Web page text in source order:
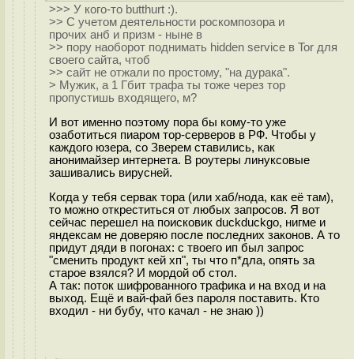
>>> У кого-то butthurt :).
>> С учетом деятельности роскомпозора и
прочих анб и призм - ныне в
>> пору наоборот поднимать hidden service в Tor для
своего сайта, чтоб
>> сайт не отжали по простому, "на дypaка".
> Мужик, а 1 Гбит трафа ты тоже через тор
пропустишь входящего, м?
И вот именно поэтому пора бы кому-то уже
озаботиться пиаром тор-серверов в РФ. Чтобы у
каждого юзера, со Зверем ставились, как
анонимайзер интернета. В роутеры линуксовые
зашивались вирусней.
Когда у тебя сервак тора (или хаб/нода, как её там),
то можно откреститься от любых запросов. Я вот
сейчас перешел на поисковик duckduckgo, нигме и
яндексам не доверяю после последних законов. А то
придут дяди в погонах: с твоего ип был запрос
"сменить продукт кей хп", ты что п*дла, опять за
старое взялся? И мордой об стол.
А так: поток шифрованного трафика и на вход и на
выход. Ещё и вай-фай без пароля поставить. Кто
входил - ни бубу, что качал - не знаю ))